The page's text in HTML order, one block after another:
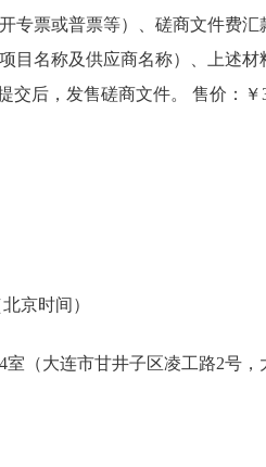
专票或普票等）、磋商文件费
目名称及供应商名称）、上述
交后，发售磋商文件。 售价：
京时间）
（大连市甘井子区凌工路2号